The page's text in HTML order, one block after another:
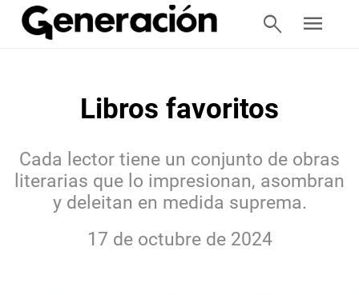
search menu
Libros favoritos
Cada lector tiene un conjunto de obras
literarias que lo impresionan, asombran
y deleitan en medida suprema.
17 de octubre de 2024